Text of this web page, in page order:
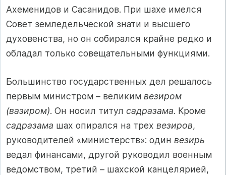
Ахеменидов и Сасанидов. При шахе имелся
Совет земледельческой знати и высшего
духовенства, но он собирался крайне редко и
обладал только совещательными функциями.
Большинство государственных дел решалось
первым министром – великим везиром
(вазиром). Он носил титул садразама. Кроме
садразама шах опирался на трех везиров,
руководителей «министерств»: один везирь
ведал финансами, другой руководил военным
ведомством, третий – шахской канцелярией,